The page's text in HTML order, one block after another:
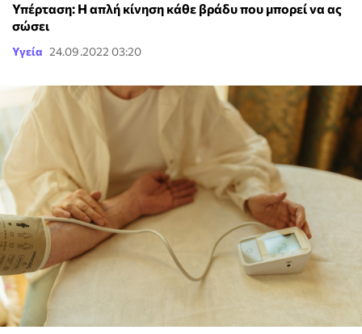
Υπέρταση: Η απλή κίνηση κάθε βράδυ που μπορεί να ας
σώσει
Υγεία 24.09.2022 03:20